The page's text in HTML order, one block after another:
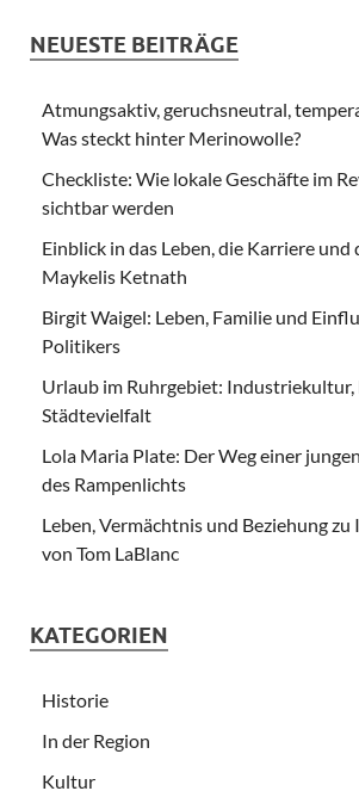
NEUESTE BEITRÄGE
Atmungsaktiv, geruchsneutral,
Was steckt hinter Merinowolle?
Checkliste: Wie lokale Geschäfte im
sichtbar werden
Einblick in das Leben, die Karriere und
Maykelis Ketnath
Birgit Waigel: Leben, Familie und
Politikers
Urlaub im Ruhrgebiet:
Städtevielfalt
Lola Maria Plate: Der Weg einer
des Rampenlichts
Leben, Vermächtnis und Beziehung zu
von Tom LaBlanc
KATEGORIEN
Historie
In der Region
Kultur